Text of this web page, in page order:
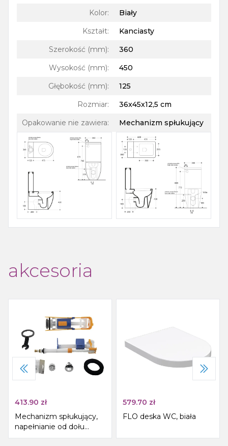
Kolor:
Biały
Kształt:
Kanciasty
Szerokość (mm):
360
Wysokość (mm):
450
Głębokość (mm):
125
Rozmiar:
36x45x12,5 cm
Opakowanie nie zawiera: Mechanizm spłukujący
akcesoria
413.90 zł
Mechanizm spłukujący,
napełnianie od dołu
1/2&quot;, chrom
579.70 zł
FLO deska WC, biała